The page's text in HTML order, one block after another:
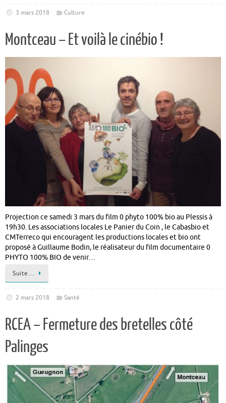
3 mars 2018 Culture
Montceau – Et voilà le cinébio !
Projection ce samedi 3 mars du film 0 phyto 100% bio au Plessis à
19h30. Les associations locales Le Panier du Coin , le Cabasbio et
CMTerreco qui encouragent les productions locales et bio ont
proposé à Guillaume Bodin, le réalisateur du film documentaire 0
PHYTO 100% BIO de venir…
Suite…
2 mars 2018 Santé
RCEA – Fermeture des bretelles côté
Palinges